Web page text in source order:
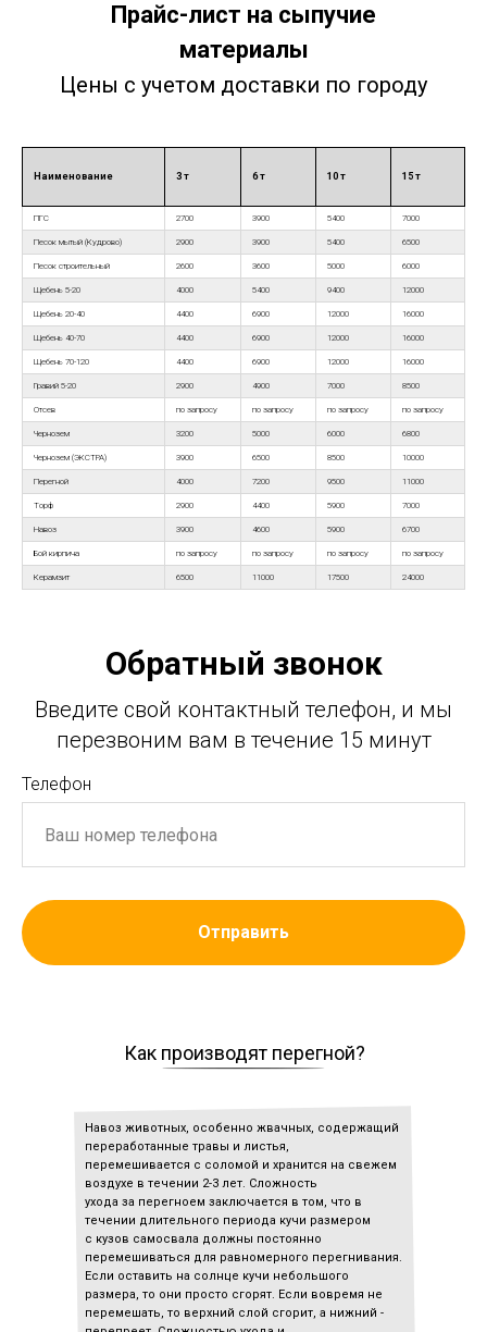
Прайс-лист на сыпучие
материалы
Цены с учетом доставки по городу
Наименование 3 т 6 т 10 т 15 т
ПГС 2700 3900 5400 7000
Песок мытый (Кудрово) 2900 3900 5400 6500
Песок строительный 2600 3600 5000 6000
Щебень 5-20 4000 5400 9400 12000
Щебень 20-40 4400 6900 12000 16000
Щебень 40-70 4400 6900 12000 16000
Щебень 70-120 4400 6900 12000 16000
Гравий 5-20 2900 4900 7000 8500
Отсев по запросу по запросу по запросу по запросу
Чернозем 3200 5000 6000 6800
Чернозем (ЭКСТРА) 3900 6500 8500 10000
Перегной 4000 7200 9500 11000
Торф 2900 4400 5900 7000
Навоз 3900 4600 5900 6700
Бой кирпича по запросу по запросу по запросу по запросу
Керамзит 6500 11000 17500 24000
Обратный звонок
Введите свой контактный телефон, и мы
перезвоним вам в течение 15 минут
Телефон
Отправить
Как производят перегной?
Навоз животных, особенно жвачных, содержащий
переработанные травы и листья,
перемешивается с соломой и хранится на свежем
воздухе в течении 2-3 лет. Сложность
ухода за перегноем заключается в том, что в
течении длительного периода кучи размером
с кузов самосвала должны постоянно
перемешиваться для равномерного перегнивания.
Если оставить на солнце кучи небольшого
размера, то они просто сгорят. Если вовремя не
перемешать, то верхний слой сгорит, а нижний -